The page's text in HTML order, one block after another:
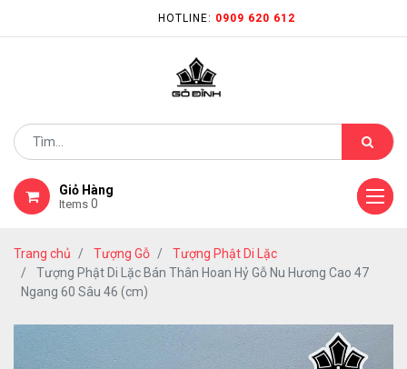
HOTLINE: 0909 620 612
Giỏ Hàng
Items 0
Trang chủ Tượng Gỗ
Tượng Phật Di Lặc
Tượng Phật Di Lặc Bán Thân Hoan Hỷ Gỗ Nu Hương Cao 47
Ngang 60 Sâu 46 (cm)